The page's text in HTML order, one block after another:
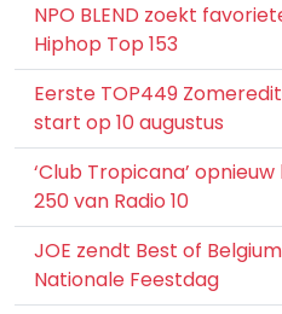
NPO BLEND zoekt
Hiphop Top 153
Eerste TOP449
start op 10 augustus
‘Club Tropicana’
250 van Radio 10
JOE zendt Best of
Nationale Feestdag